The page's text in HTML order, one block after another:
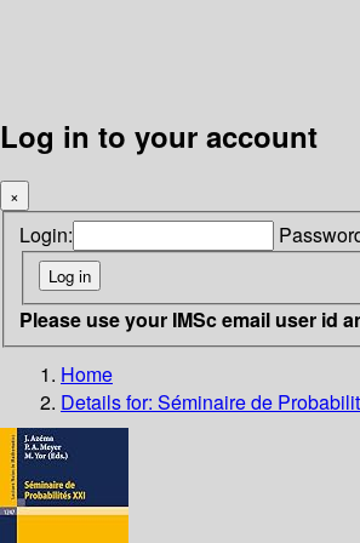
Log in to your account
×
Login:
Please use your IMSc email user id
Home
Details for: Séminaire de